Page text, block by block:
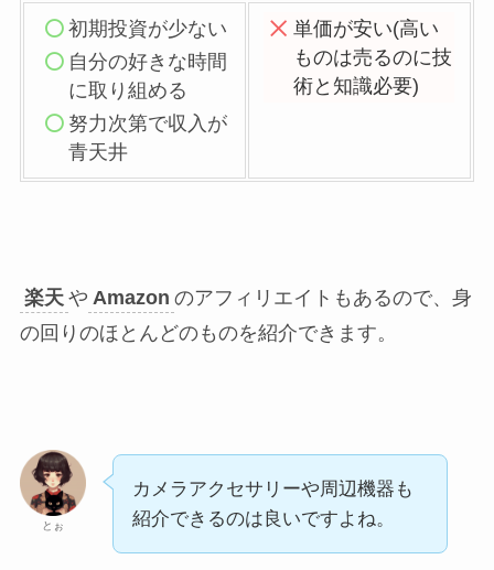
初期投資が少ない
自分の好きな時間
に取り組める
努力次第で収入が
青天井
単価が安い(高い
ものは売るのに技
術と知識必要)
楽天 や Amazon のアフィリエイトもあるので、身
の回りのほとんどのものを紹介できます。
とぉ
カメラアクセサリーや周辺機器も
紹介できるのは良いですよね。